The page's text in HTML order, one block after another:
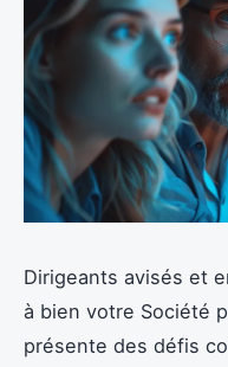
Dirigeants avisés et
à bien votre Société
présente des défis